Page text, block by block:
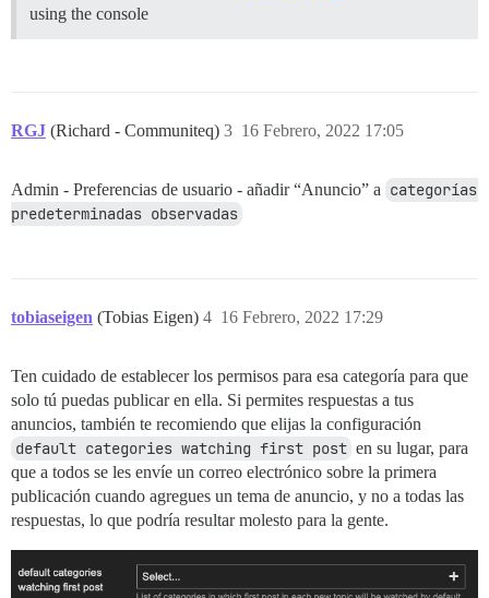
using the console
RGJ (Richard - Communiteq) 16 Febrero, 2022 17:05
3
Admin - Preferencias de usuario - añadir “Anuncio” a categorías
predeterminadas observadas
tobiaseigen (Tobias Eigen) 16 Febrero, 2022 17:29
4
Ten cuidado de establecer los permisos para esa categoría para que
solo tú puedas publicar en ella. Si permites respuestas a tus
anuncios, también te recomiendo que elijas la configuración
default categories watching first post en su lugar, para
que a todos se les envíe un correo electrónico sobre la primera
publicación cuando agregues un tema de anuncio, y no a todas las
respuestas, lo que podría resultar molesto para la gente.